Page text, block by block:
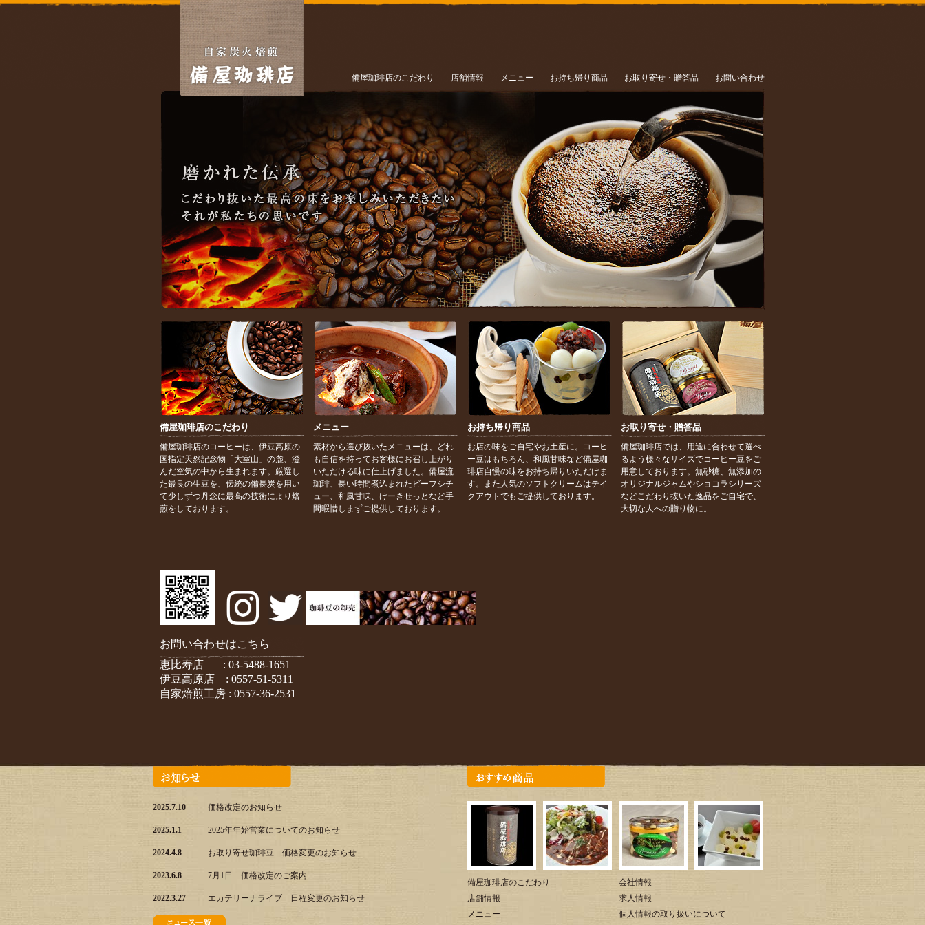
お問い合わせ
お取り寄せ・贈答品
お持ち帰り商品
メニュー
店舗情報
備屋珈琲店のこだわり
備屋珈琲店のこだわり
備屋珈琲店のコーヒーは、伊豆高原の
国指定天然記念物「大室山」の麓、澄
んだ空気の中から生まれます。厳選し
た最良の生豆を、伝統の備長炭を用い
て少しずつ丹念に最高の技術により焙
煎をしております。
メニュー
素材から選び抜いたメニューは、どれ
も自信を持ってお客様にお召し上がり
いただける味に仕上げました。備屋流
珈琲、長い時間煮込まれたビーフシチ
ュー、和風甘味、けーきせっとなど手
間暇惜しまずご提供しております。
お持ち帰り商品
お店の味をご自宅やお土産に。コーヒ
ー豆はもちろん、和風甘味など備屋珈
琲店自慢の味をお持ち帰りいただけま
す。また人気のソフトクリームはテイ
クアウトでもご提供しております。
お取り寄せ・贈答品
備屋珈琲店では、用途に合わせて選べ
るよう様々なサイズでコーヒー豆をご
用意しております。無砂糖、無添加の
オリジナルジャムやショコラシリーズ
などこだわり抜いた逸品をご自宅で、
大切な人への贈り物に。
お問い合わせはこちら
恵比寿店 : 03-5488-1651
伊豆高原店 : 0557-51-5311
自家焙煎工房 : 0557-36-2531
2025.7.10 価格改定のお知らせ
2025.1.1 2025年年始営業についてのお知らせ
2024.4.8 お取り寄せ珈琲豆 価格変更のお知らせ
2023.6.8 7月1日 価格改定のご案内
2022.3.27 エカテリーナライブ 日程変更のお知らせ
備屋珈琲店のこだわり
店舗情報
メニュー
会社情報
求人情報
個人情報の取り扱いについて